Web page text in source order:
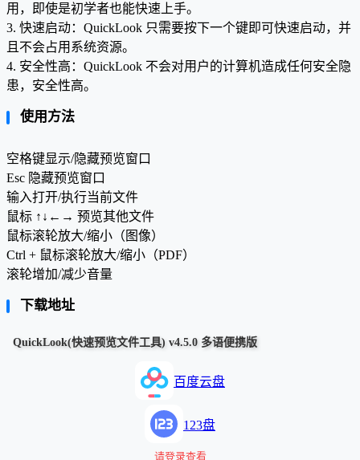
用，即使是初学者也能快速上手。
3. 快速启动：QuickLook 只需要按下一个键即可快速启动，并
且不会占用系统资源。
4. 安全性高：QuickLook 不会对用户的计算机造成任何安全隐
患，安全性高。
使用方法
空格键显示/隐藏预览窗口
Esc 隐藏预览窗口
输入打开/执行当前文件
鼠标 ↑↓←→ 预览其他文件
鼠标滚轮放大/缩小（图像）
Ctrl + 鼠标滚轮放大/缩小（PDF）
滚轮增加/减少音量
下载地址
QuickLook(快速预览文件工具) v4.5.0 多语便携版
百度云盘
123盘
请登录查看